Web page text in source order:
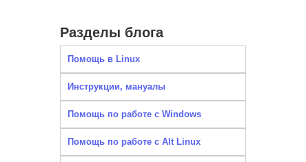
Разделы блога
Помощь в Linux
Инструкции, мануалы
Помощь по работе с Windows
Помощь по работе с Alt Linux